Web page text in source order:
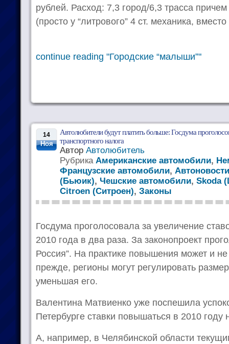
рублей. Расход: 7,3 город/6,3 трасса
(просто у “литрового” 4 ст. механика, вместо
continue reading "Городские “малыши”"
14
Ноя
Автолюбители будут платить больше: Госдума
транспортного налога
Автор Автолюбитель
Рубрика Американские автомобили,
Французские автомобили, Автоновости
(Бьюик), Чешские автомобили, Skoda
Citroen (Ситроен), Законы
Госдума проголосовала за увеличение
2010 года в два раза. За законопроект
Россия”. На практике повышения может и
прежде, регионы могут регулировать
уменьшая его.
Валентина Матвиенко уже поспешила
Петербурге ставки повышаться в 2010 году
А, например, в Челябинской области